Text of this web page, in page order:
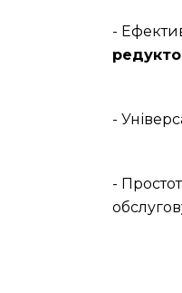
-
-
-